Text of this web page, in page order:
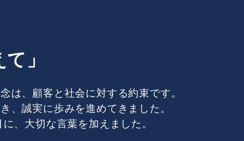
」
は、顧客と社会に対する約束です。
、誠実に歩みを進めてきました。
、大切な言葉を加えました。